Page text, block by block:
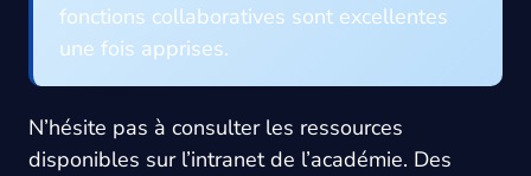
fonctions collaboratives sont excellentes
une fois apprises.
N’hésite pas à consulter les ressources
disponibles sur l’intranet de l’académie. Des